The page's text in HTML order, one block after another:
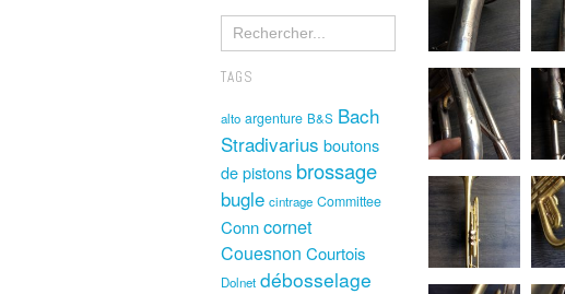
TAGS
alto argenture B&S Bach
Stradivarius boutons
de pistons brossage
bugle cintrage Committee
Conncornet
Couesnon Courtois
Dolnet débosselage